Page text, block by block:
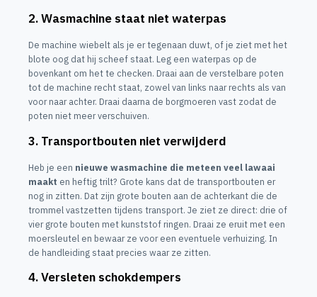
2. Wasmachine staat niet waterpas
De machine wiebelt als je er tegenaan duwt, of je ziet met het
blote oog dat hij scheef staat. Leg een waterpas op de
bovenkant om het te checken. Draai aan de verstelbare poten
tot de machine recht staat, zowel van links naar rechts als van
voor naar achter. Draai daarna de borgmoeren vast zodat de
poten niet meer verschuiven.
3. Transportbouten niet verwijderd
Heb je een nieuwe wasmachine die meteen veel lawaai
maakt en heftig trilt? Grote kans dat de transportbouten er
nog in zitten. Dat zijn grote bouten aan de achterkant die de
trommel vastzetten tijdens transport. Je ziet ze direct: drie of
vier grote bouten met kunststof ringen. Draai ze eruit met een
moersleutel en bewaar ze voor een eventuele verhuizing. In
de handleiding staat precies waar ze zitten.
4. Versleten schokdempers